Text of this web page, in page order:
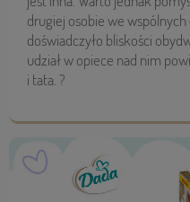
drugiej osobie we
doświadczyło bliskości
udział w opiece nad nim
i tata. ?